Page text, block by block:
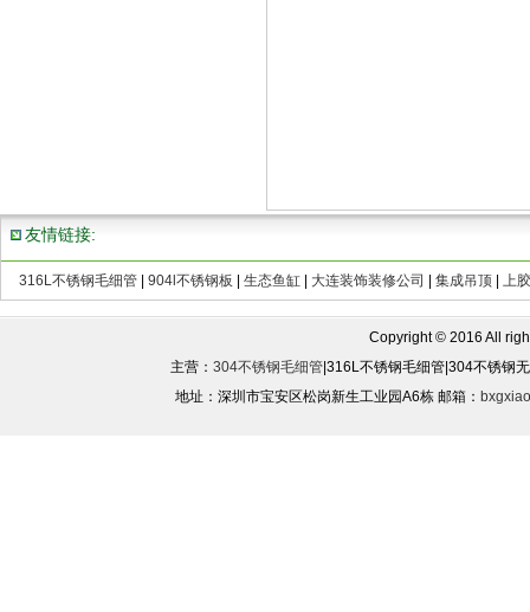
友情链接:
316L不锈钢毛细管| 904l不锈钢板 生态鱼缸| 大连装饰装修公司 集成吊顶| 上
Copyright © 2016 All
主营： 304不锈钢毛细管|316L不锈钢毛细管|304不锈钢
地址：深圳市宝安区松岗新生工业园A6栋 邮箱：